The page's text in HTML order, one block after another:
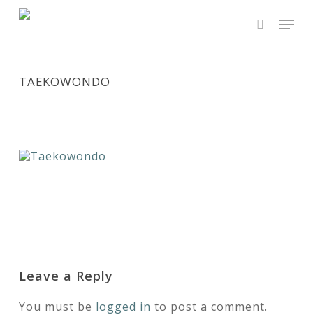
Skip
search
TAEKOWONDO
Leave a Reply
You must be logged in to post a comment.